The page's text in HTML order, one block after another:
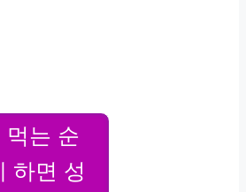
먹는 순
하면 성